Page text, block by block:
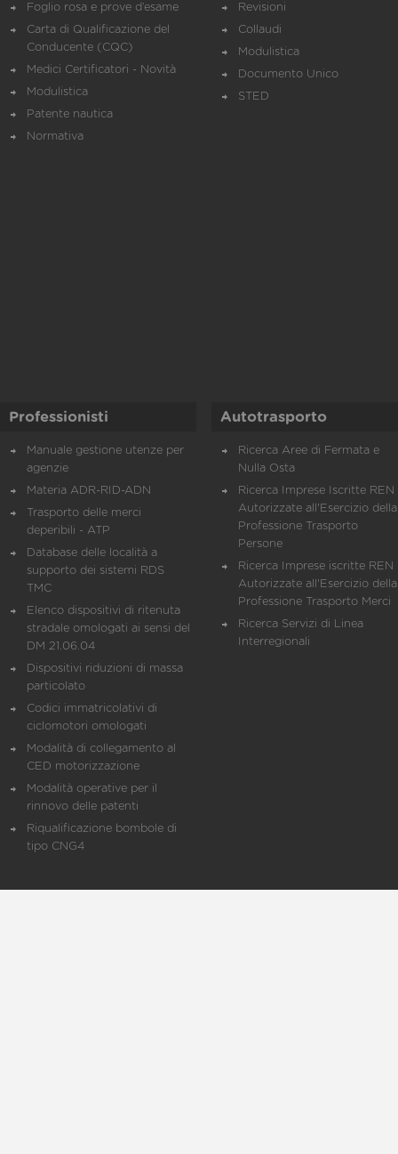
Foglio rosa e prove d’esame
Carta di Qualificazione del
Conducente (CQC)
Medici Certificatori - Novità
Modulistica
Patente nautica
Normativa
Revisioni
Collaudi
Modulistica
Documento Unico
STED
Professionisti
Manuale gestione utenze per
agenzie
Materia ADR-RID-ADN
Trasporto delle merci
deperibili - ATP
Database delle località a
supporto dei sistemi RDS
TMC
Elenco dispositivi di ritenuta
stradale omologati ai sensi del
DM 21.06.04
Dispositivi riduzioni di massa
particolato
Codici immatricolativi di
ciclomotori omologati
Modalità di collegamento al
CED motorizzazione
Modalità operative per il
rinnovo delle patenti
Riqualificazione bombole di
tipo CNG4
Autotrasporto
Ricerca Aree di Fermata e
Nulla Osta
Ricerca Imprese Iscritte REN
Autorizzate all'Esercizio della
Professione Trasporto
Persone
Ricerca Imprese iscritte REN
Autorizzate all'Esercizio della
Professione Trasporto Merci
Ricerca Servizi di Linea
Interregionali